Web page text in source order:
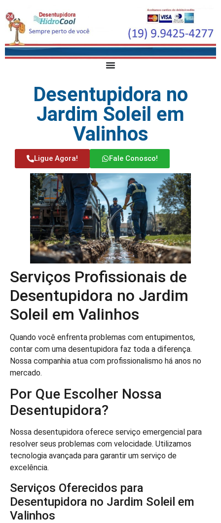
Desentupidora no
Jardim Soleil em
Valinhos
Ligue Agora! Fale Conosco!
Serviços Profissionais de
Desentupidora no Jardim
Soleil em Valinhos
Quando você enfrenta problemas com entupimentos,
contar com uma desentupidora faz toda a diferença.
Nossa companhia atua com profissionalismo há anos no
mercado.
Por Que Escolher Nossa
Desentupidora?
Nossa desentupidora oferece serviço emergencial para
resolver seus problemas com velocidade. Utilizamos
tecnologia avançada para garantir um serviço de
excelência.
Serviços Oferecidos para
Desentupidora no Jardim Soleil em
Valinhos